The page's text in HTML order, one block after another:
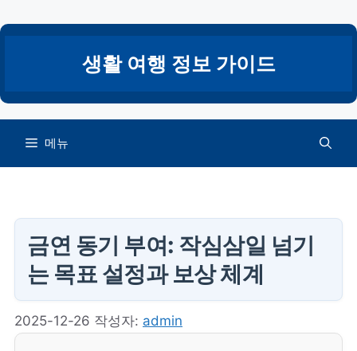
텐
건
너
생활 여행 정보 가이드
메뉴
금연 동기 부여: 작심삼일 넘기
는 목표 설정과 보상 체계
2025-12-26 작성자: admin